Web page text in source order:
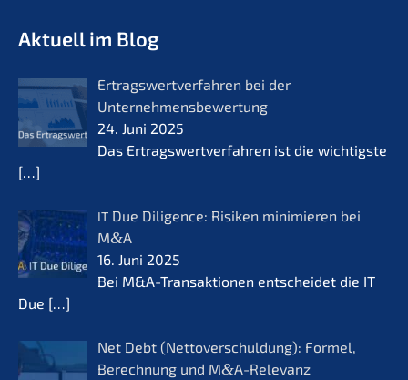
Aktuell im Blog
Ertrags­wert­ver­fah­ren bei der
Unternehmensbewertung
24. Juni 2025
Das Ertrags­wert­ver­fah­ren ist die wichtigs­te
[…]
IT Due Diligence: Risiken minimie­ren bei
M&A
16. Juni 2025
Bei M&A-Transaktionen entschei­det die IT
Due […]
Net Debt (Netto­ver­schul­dung): Formel,
Berech­nung und M&A-Relevanz